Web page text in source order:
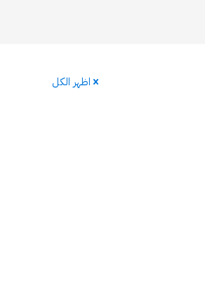
اظهر الكل